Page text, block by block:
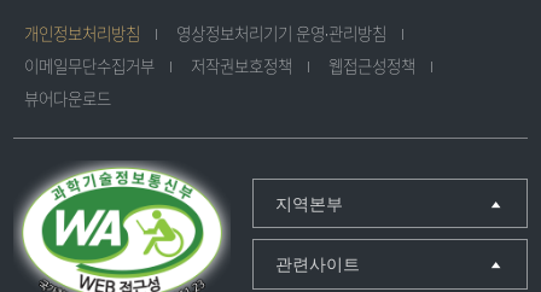
개인정보처리방침
영상정보처리기기 운영·관리방침
이메일무단수집거부
저작권보호정책
웹접근성정책
뷰어다운로드
지역본부
관련사이트